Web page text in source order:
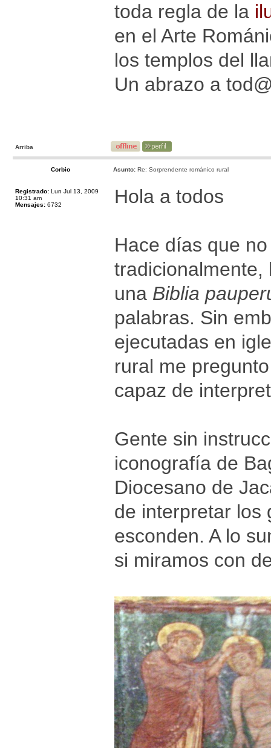
toda regla de la
en el Arte
los templos del
Un abrazo a
Arriba
Corbio Asunto: Re: Sorprendente románico rural
Registrado: Lun Jul 13, 2009
10:31 am
Mensajes: 6732 Hola a todos
Hace días que
tradicionalmente,
una Biblia
palabras. Sin
ejecutadas en
rural me
capaz de
Gente sin
iconografía de
Diocesano de
de interpretar los
esconden. A lo
si miramos con